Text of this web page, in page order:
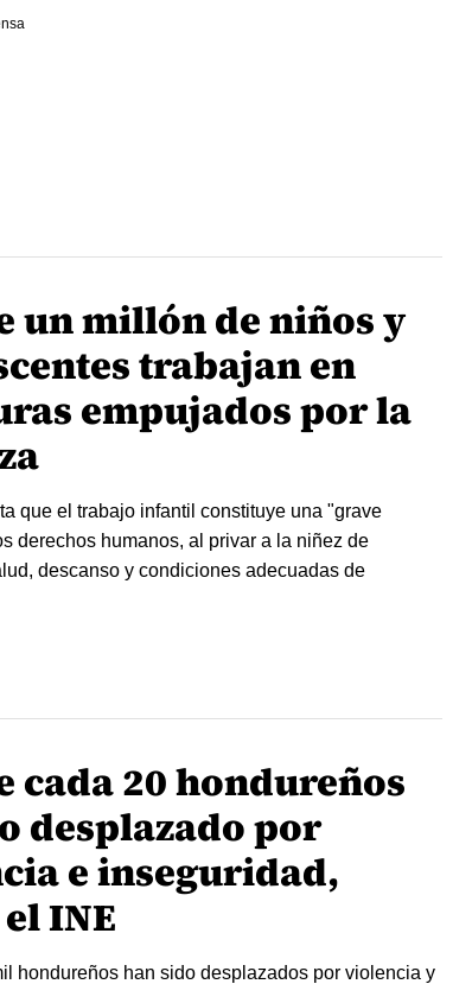
un millón de niños y
trabajan en
empujados por la
que el trabajo infantil constituye una "grave
derechos humanos, al privar a la niñez de
descanso y condiciones adecuadas de
cada 20 hondureños
desplazado por
e inseguridad,
INE
hondureños han sido desplazados por violencia y